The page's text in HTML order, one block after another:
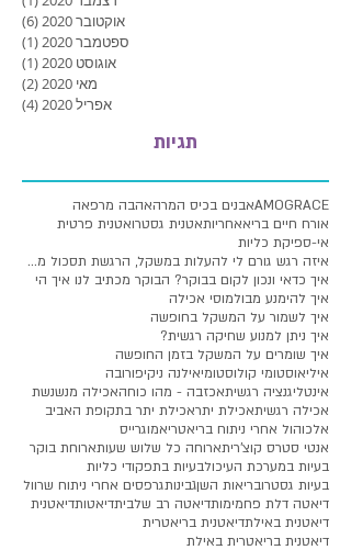
אוקטובר 2020
(6)
ספטמבר 2020
(1)
אוגוסט 2020
(1)
מאי 2020
(2)
אפריל 2020
(4)
תגיות
AMOGRACEאבנים בכיס המרהאהבה מרפאה
אורח חיים בריאאחריותאטנית גסטרואטנית פרטית
אי-ספיקת כליות
איזה רגש גורם לי להעלות במשקל, הרגשת תסכול מעלייה
איך כדאי ונכון לקום בבוקר? הבוקר מכתיב לנו איך הי
איך להימנע מבולמוסי אכילה
איך לשמור על המשקל בחופשה
איך ניתן למנוע שחיקה רגשית?
איך שומרים על המשקל בזמן החופשה
איליאוסטומי קולוסטומיאילנה ניקיפורובה
אינטליגנציה רגשיתאכזבה - מהו כוחהאכילה מנשנשת
אכילה רגשיתאכילת יתראכילת יתר בתקופת האביב
אלכוהול אחרי ניתוח בריאטריאמוגרייס
אנטי סטרס קוצ'ריתארוחה כל שלוש שעותארוחת בוקר
בעיות במערכת העיכולבעיות בתפקודי כליות
בעיות גסטרובריאות השןגבינותגרפסים אחרי ניתוח שרוול
דיאטה דלת פחמימותדיאטה רב שלביתדיאטותדיאטנית
דיאטנית באילתדיאטנית בריאטרית
דיאטנית בריאטרית באילת